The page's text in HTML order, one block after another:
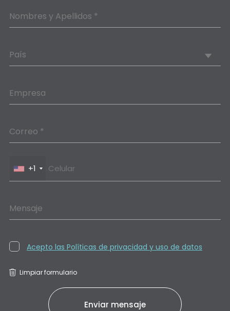
Nombres y Apellidos *
País
Empresa
Correo *
+1
Mensaje
Acepto las Políticas de privacidad y uso de datos
Limpiar formulario